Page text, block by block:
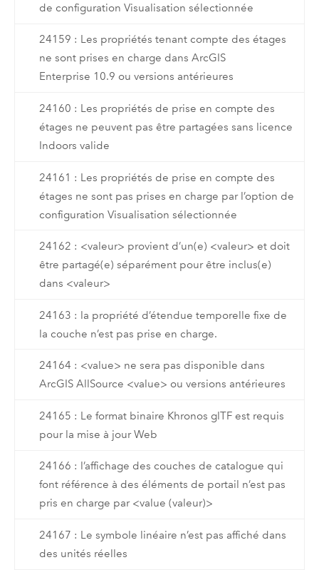
de configuration Visualisation sélectionnée
24159 : Les propriétés tenant compte des étages
ne sont prises en charge dans ArcGIS
Enterprise 10.9 ou versions antérieures
24160 : Les propriétés de prise en compte des
étages ne peuvent pas être partagées sans licence
Indoors valide
24161 : Les propriétés de prise en compte des
étages ne sont pas prises en charge par l’option de
configuration Visualisation sélectionnée
24162 : <valeur> provient d’un(e) <valeur> et doit
être partagé(e) séparément pour être inclus(e)
dans <valeur>
24163 : la propriété d’étendue temporelle fixe de
la couche n’est pas prise en charge.
24164 : <value> ne sera pas disponible dans
ArcGIS AllSource <value> ou versions antérieures
24165 : Le format binaire Khronos glTF est requis
pour la mise à jour Web
24166 : l’affichage des couches de catalogue qui
font référence à des éléments de portail n’est pas
pris en charge par <value (valeur)>
24167 : Le symbole linéaire n’est pas affiché dans
des unités réelles